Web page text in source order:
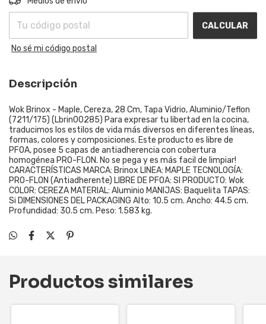
CALCULAR
No sé mi código postal
Descripción
Wok Brinox - Maple, Cereza, 28 Cm, Tapa Vidrio, Aluminio/Teflon
(7211/175) (Lbrin00285) Para expresar tu libertad en la cocina,
traducimos los estilos de vida más diversos en diferentes líneas,
formas, colores y composiciones. Este producto es libre de
PFOA, posee 5 capas de antiadherencia con cobertura
homogénea PRO-FLON. No se pega y es más facil de limpiar!
CARACTERÍSTICAS MARCA: Brinox LINEA: MAPLE TECNOLOGÍA:
PRO-FLON (Antiadherente) LIBRE DE PFOA: SI PRODUCTO: Wok
COLOR: CEREZA MATERIAL: Aluminio MANIJAS: Baquelita TAPAS:
Si DIMENSIONES DEL PACKAGING Alto: 10.5 cm. Ancho: 44.5 cm.
Profundidad: 30.5 cm. Peso: 1.583 kg.
Productos similares